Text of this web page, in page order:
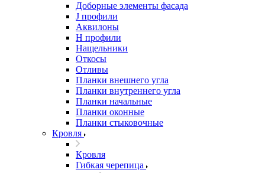
Доборные элементы фасада
J профили
Аквилоны
Н профили
Нащельники
Откосы
Отливы
Планки внешнего угла
Планки внутреннего угла
Планки начальные
Планки оконные
Планки стыковочные
Кровля
Кровля
Гибкая черепица